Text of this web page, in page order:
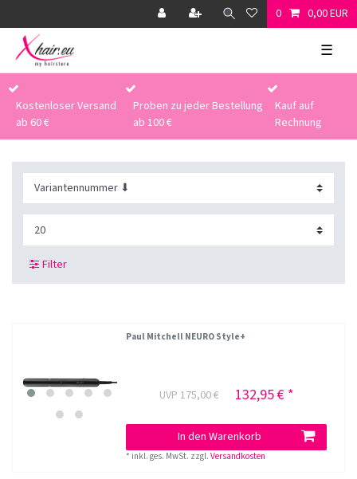
0 0,00 EUR
☰
Kostenloser Versand
ab 60 €
Proben zu jeder Bestellung
ab 100 €
Kauf auf
Rechnung
Filter
Paul Mitchell NEURO Style+
UVP 175,00 € 132,95 € *
In den Warenkorb
* inkl. ges. MwSt. zzgl.Versandkosten